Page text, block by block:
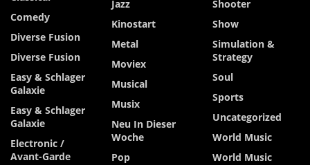
Comedy
Diverse Fusion
Diverse Fusion
Easy & Schlager
Galaxie
Easy & Schlager
Galaxie
Electronic /
Avant-Garde
Jazz
Kinostart
Metal
Moviex
Musical
Musix
Neu In Dieser
Woche
Pop
Shooter
Show
Simulation &
Strategy
Soul
Sports
Uncategorized
World Music
World Music